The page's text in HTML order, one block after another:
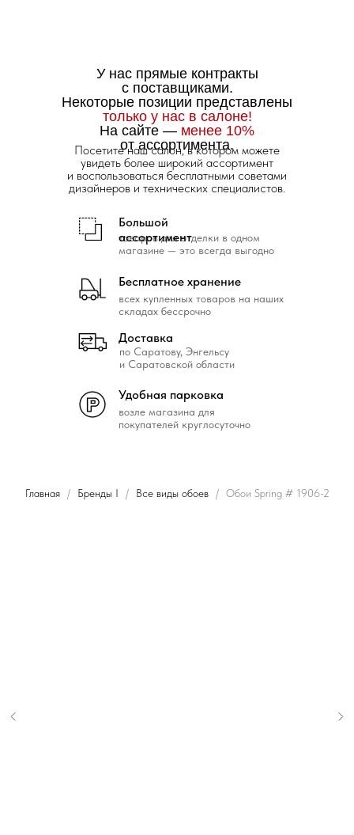
возле магазина для
покупателей круглосуточно
Удобная парковка
всех купленных товаров на наших
складах бессрочно
Бесплатное хранение
товаров для отделки в одном
магазине — это всегда выгодно
Большой
ассортимент
по Саратову, Энгельсу
и Саратовской области
Доставка
У нас прямые контракты
с поставщиками.
Некоторые позиции представлены
только у нас в салоне!
На сайте — менее 10%
от ассортимента.
Посетите наш салон, в котором можете
увидеть более широкий ассортимент
и воспользоваться бесплатными советами
дизайнеров и технических специалистов.
Главная Бренды I Все виды обоев Обои Spring # 1906-2